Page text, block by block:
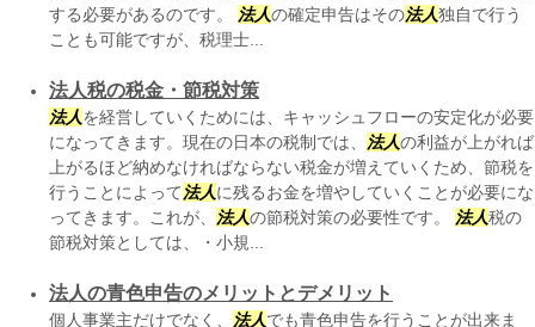
する必要があるのです。
法人の確定申告はその法人独自で行う
ことも可能ですが、税理士...
法人税の税金・節税対策
法人を経営していくためには、キャッシュフローの安定化が必要
になってきます。現在の日本の税制では、
法人の利益が上がれば
上がるほど納めなければならない税金が増えていくため、節税を
行うことによって 法人に残るお金を増やしていくことが必要にな
ってきます。これが、
法人の節税対策の必要性です。 法人税の
節税対策としては、・小規...
法人の青色申告のメリットとデメリット
個人事業主だけでなく、 法人でも青色申告を行うことが出来ま